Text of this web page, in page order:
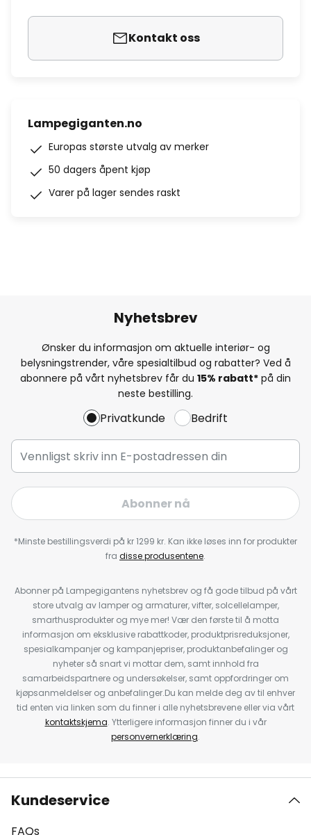
Kontakt oss
Lampegiganten.no
Europas største utvalg av merker
50 dagers åpent kjøp
Varer på lager sendes raskt
Nyhetsbrev
Ønsker du informasjon om aktuelle interiør- og
belysningstrender, våre spesialtilbud og rabatter? Ved å
abonnere på vårt nyhetsbrev får du 15% rabatt* på din
neste bestilling.
Privatkunde Bedrift
Abonner nå
*Minste bestillingsverdi på kr 1299 kr. Kan ikke løses inn for produkter
fra disse produsentene.
Abonner på Lampegigantens nyhetsbrev og få gode tilbud på vårt
store utvalg av lamper og armaturer, vifter, solcellelamper,
smarthusprodukter og mye mer! Vær den første til å motta
informasjon om eksklusive rabattkoder, produktprisreduksjoner,
spesialkampanjer og kampanjepriser, produktanbefalinger og
nyheter så snart vi mottar dem, samt innhold fra
samarbeidspartnere og undersøkelser, samt oppfordringer om
kjøpsanmeldelser og anbefalinger.Du kan melde deg av til enhver
tid enten via linken som du finner i alle nyhetsbrevene eller via vårt
kontaktskjema. Ytterligere informasjon finner du i vår
personvernerklæring.
Kundeservice
FAQs